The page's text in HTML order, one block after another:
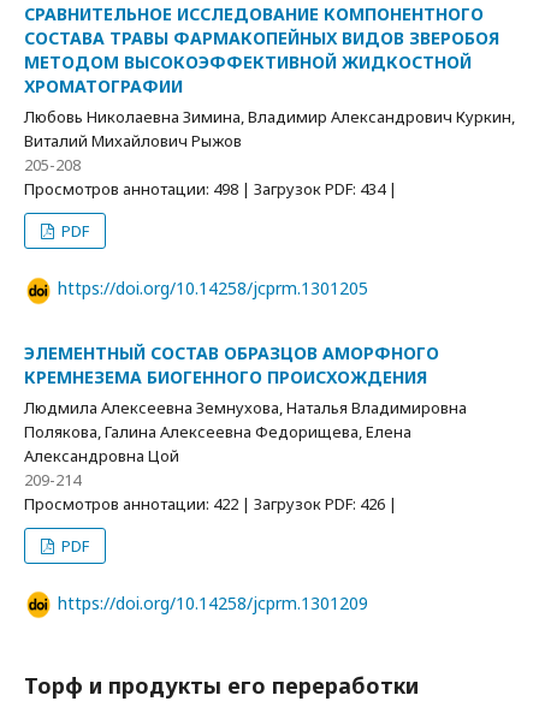
СРАВНИТЕЛЬНОЕ ИССЛЕДОВАНИЕ КОМПОНЕНТНОГО
СОСТАВА ТРАВЫ ФАРМАКОПЕЙНЫХ ВИДОВ ЗВЕРОБОЯ
МЕТОДОМ ВЫСОКОЭФФЕКТИВНОЙ ЖИДКОСТНОЙ
ХРОМАТОГРАФИИ
Любовь Николаевна Зимина, Владимир Александрович Куркин,
Виталий Михайлович Рыжов
205-208
Просмотров аннотации: 498 | Загрузок PDF: 434 |
PDF
https://doi.org/10.14258/jcprm.1301205
ЭЛЕМЕНТНЫЙ СОСТАВ ОБРАЗЦОВ АМОРФНОГО
КРЕМНЕЗЕМА БИОГЕННОГО ПРОИСХОЖДЕНИЯ
Людмила Алексеевна Земнухова, Наталья Владимировна
Полякова, Галина Алексеевна Федорищева, Елена
Александровна Цой
209-214
Просмотров аннотации: 422 | Загрузок PDF: 426 |
PDF
https://doi.org/10.14258/jcprm.1301209
Торф и продукты его переработки